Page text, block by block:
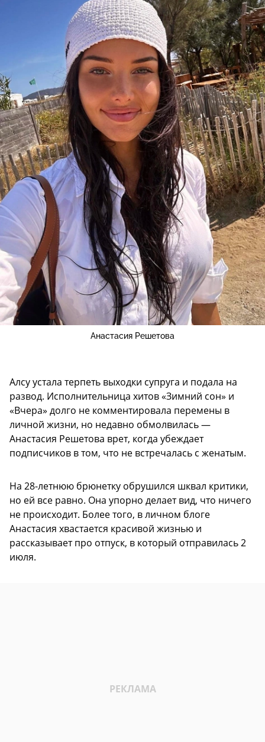
Анастасия Решетова
Алсу устала терпеть выходки супруга и подала на
развод. Исполнительница хитов «Зимний сон» и
«Вчера» долго не комментировала перемены в
личной жизни, но недавно обмолвилась —
Анастасия Решетова врет, когда убеждает
подписчиков в том, что не встречалась с женатым.
На 28-летнюю брюнетку обрушился шквал критики,
но ей все равно. Она упорно делает вид, что ничего
не происходит. Более того, в личном блоге
Анастасия хвастается красивой жизнью и
рассказывает про отпуск, в который отправилась 2
июля.